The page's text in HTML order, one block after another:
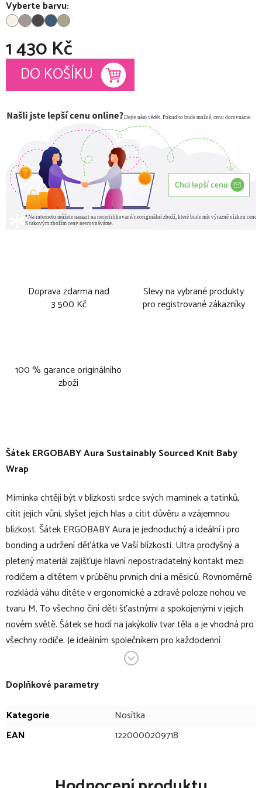
Vyberte barvu:
1 430 Kč
Měrná cena:
DO KOŠÍKU
Doprava zdarma nad
3 500 Kč
Slevy na vybrané produkty
pro registrované zákazníky
100 % garance originálního
zboží
Šátek ERGOBABY Aura Sustainably Sourced Knit Baby
Wrap
Miminka chtějí být v blízkosti srdce svých maminek a tatínků,
cítit jejich vůni, slyšet jejich hlas a cítit důvěru a vzájemnou
blízkost. Šátek ERGOBABY Aura je jednoduchý a ideální i pro
bonding a udržení děťátka ve Vaší blízkosti. Ultra prodyšný a
pletený materiál zajišťuje hlavní nepostradatelný kontakt mezi
rodičem a dítětem v průběhu prvních dní a měsíců. Rovnoměrně
rozkládá váhu dítěte v ergonomické a zdravé poloze nohou ve
tvaru M. To všechno činí děti šťastnými a spokojenými v jejich
novém světě. Šátek se hodí na jakýkoliv tvar těla a je vhodná pro
všechny rodiče. Je ideálním společníkem pro každodenní
V bodech:
šátek na nošení miminek
vhodný pro děti od 3,6 – 11,3 kg
strany šátku
Doplňkové parametry
Kategorie
Nosítka
EAN
1220000209718